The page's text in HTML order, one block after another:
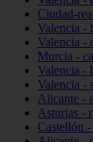
Ciudad-
Valencia -
Valencia -
Murcia -
Valencia -
Valencia -
Alicante -
Asturias -
Castellón